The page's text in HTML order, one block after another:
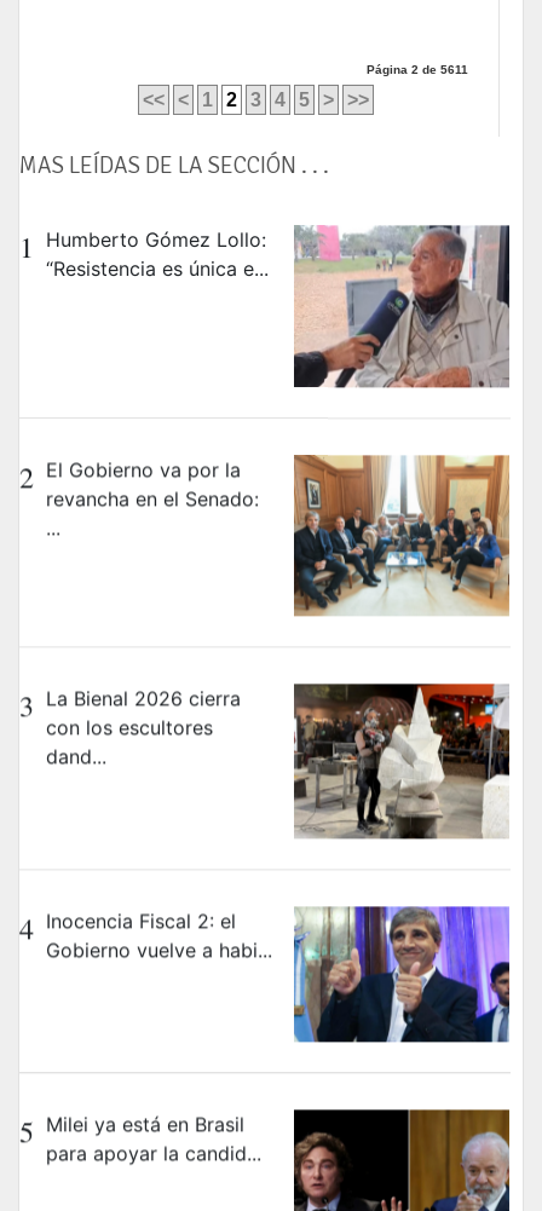
Página 2 de 5611
<< < 1 2 3 4 5 > >>
MAS LEÍDAS DE LA SECCIÓN . . .
1
Humberto Gómez Lollo:
“Resistencia es única e...
2 El Gobierno va por la
revancha en el Senado:
...
3 La Bienal 2026 cierra
con los escultores
dand...
4 Inocencia Fiscal 2: el
Gobierno vuelve a habi...
5 Milei ya está en Brasil
para apoyar la candid...